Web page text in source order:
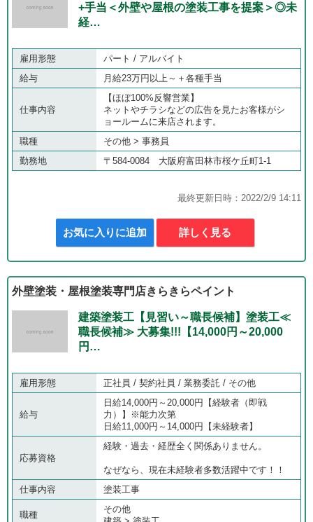
+手当＜外壁や屋根の塗装工事を提案＞◎未
経…
雇用形態
パート / アルバイト
給与
月給23万円以上～＋各種手当
仕事内容
【ほぼ100%反響営業】
ネットやチラシなどの広告を見たお客様がシ
ョールームに来店されます。
職種
その他 > 事務員
勤務地
〒584-0084 大阪府富田林市桜ケ丘町1-1
最終更新日時：2022/2/9 14:11
お気に入りに追加 詳しく見る
外壁塗装・屋根塗装専門店きらきらペイント
建築塗装工【見習い～職長候補】塗装工≪
職長候補≫ 大募集!!!【14,000円～20,000
円…
雇用形態 正社員 / 契約社員 / 業務委託 / その他
給与
日給14,000円～20,000円【経験者（即戦
力）】※能力次第
日給11,000円～14,000円【未経験者】
応募資格
経験・過去・経歴全く関係ありません。
なぜなら、現在未経験者多数活躍中です！！
仕事内容
塗装工事
職種
その他